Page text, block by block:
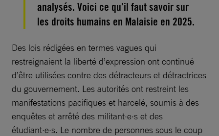
analysés. Voici ce qu’il faut savoir sur
les droits humains en Malaisie en 2025.
Des lois rédigées en termes vagues qui
restreignaient la liberté d’expression ont continué
d’être utilisées contre des détracteurs et détractrices
du gouvernement. Les autorités ont restreint les
manifestations pacifiques et harcelé, soumis à des
enquêtes et arrêté des militant·e·s et des
étudiant·e·s. Le nombre de personnes sous le coup